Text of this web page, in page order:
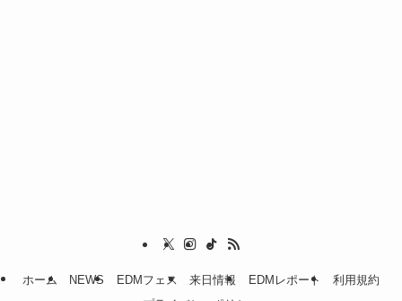
ホーム NEWS EDMフェス 来日情報 EDMレポート
利用規約